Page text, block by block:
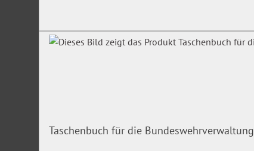
Taschenbuch für die Bundeswehrverwaltung